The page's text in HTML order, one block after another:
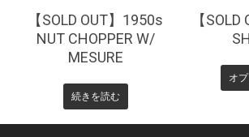
【SOLD OUT】1950s
NUT CHOPPER W/
MESURE
続きを読む
【
オ